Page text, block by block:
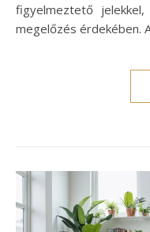
figyelmeztető
megelőzés érdekében.